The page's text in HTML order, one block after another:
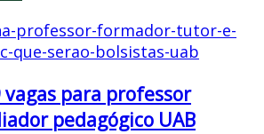
vagas para professor
pedagógico UAB